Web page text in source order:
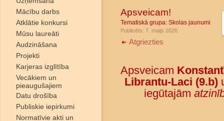
Mācību darbs
Atklātie konkursi
Mūsu laureāti
Audzināšana
Projekti
Karjeras izglītība
Vecākiem un
pieaugušajiem
Datu drošība
Publiskie iepirkumi
Normatīvie akti un
Apsveicam!
Tematiskā grupa: Skolas jaunumi
Publicēts: 7. maijs 2026
Atgriezties
Apsveicam
Librantu-Laci (9.b)
iegūtajām